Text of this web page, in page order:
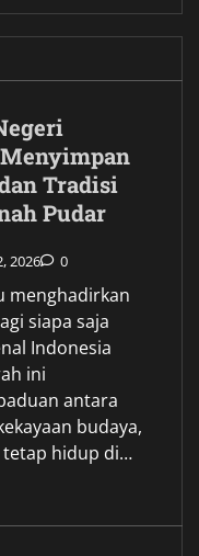
Tradisi
Pudar
2026 0
menghadirkan
siapa saja
Indonesia
ini
antara
budaya,
tetap hidup di…